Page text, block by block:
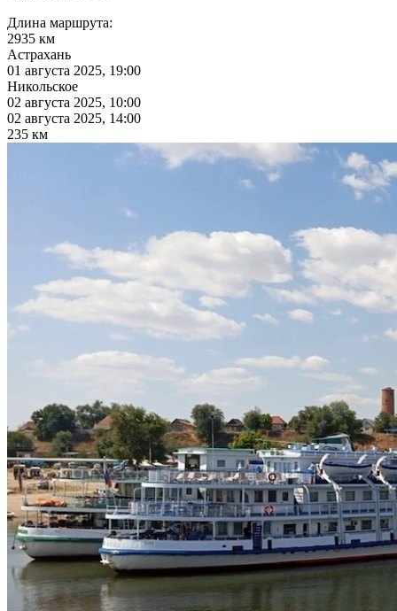
Длина маршрута:
2935 км
Астрахань
01 августа 2025, 19:00
Никольское
02 августа 2025, 10:00
02 августа 2025, 14:00
235 км